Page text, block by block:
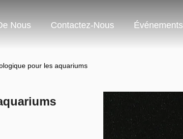
Nous Contactez-Nous Événements
pour les aquariums